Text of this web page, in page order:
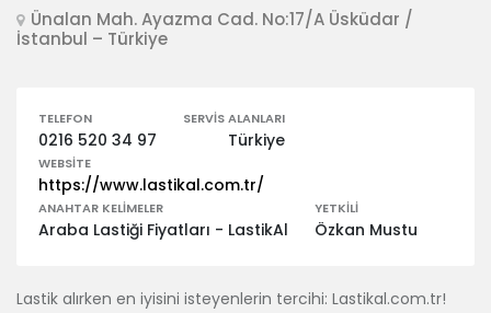
Ünalan Mah. Ayazma Cad. No:17/A Üsküdar /
İstanbul – Türkiye
TELEFON
0216 520 34 97
SERVIS ALANLARI
Türkiye
WEBSITE
https://www.lastikal.com.tr/
ANAHTAR KELIMELER
Araba Lastiği Fiyatları - LastikAl
YETKILI
Özkan Mustu
Lastik alırken en iyisini isteyenlerin tercihi: Lastikal.com.tr!